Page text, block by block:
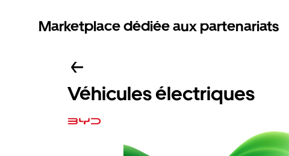
Marketplace dédiée aux partenariats
Véhicules électriques